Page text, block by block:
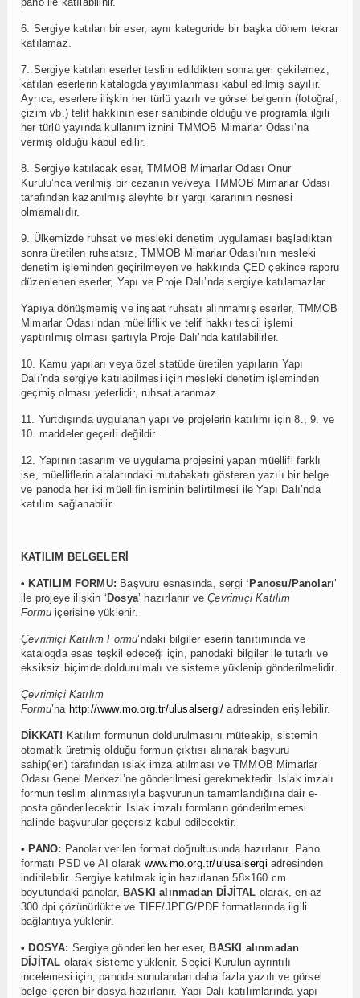
6. Sergiye katılan bir eser, aynı kategoride bir başka dönem tekrar
katılamaz.
7. Sergiye katılan eserler teslim edildikten sonra geri çekilemez,
katılan eserlerin katalogda yayımlanması kabul edilmiş sayılır.
Ayrıca, eserlere ilişkin her türlü yazılı ve görsel belgenin (fotoğraf,
çizim vb.) telif hakkının eser sahibinde olduğu ve programla ilgili
her türlü yayında kullanım iznini TMMOB Mimarlar Odası’na
vermiş olduğu kabul edilir.
8. Sergiye katılacak eser, TMMOB Mimarlar Odası Onur
Kurulu’nca verilmiş bir cezanın ve/veya TMMOB Mimarlar Odası
tarafından kazanılmış aleyhte bir yargı kararının nesnesi
olmamalıdır.
9. Ülkemizde ruhsat ve mesleki denetim uygulaması başladıktan
sonra üretilen ruhsatsız, TMMOB Mimarlar Odası’nın mesleki
denetim işleminden geçirilmeyen ve hakkında ÇED çekince raporu
düzenlenen eserler, Yapı ve Proje Dalı’nda sergiye katılamazlar.
Yapıya dönüşmemiş ve inşaat ruhsatı alınmamış eserler, TMMOB
Mimarlar Odası’ndan müelliflik ve telif hakkı tescil işlemi
yaptırılmış olması şartıyla Proje Dalı’nda katılabilirler.
10. Kamu yapıları veya özel statüde üretilen yapıların Yapı
Dalı’nda sergiye katılabilmesi için mesleki denetim işleminden
geçmiş olması yeterlidir, ruhsat aranmaz.
11. Yurtdışında uygulanan yapı ve projelerin katılımı için 8., 9. ve
10. maddeler geçerli değildir.
12. Yapının tasarım ve uygulama projesini yapan müellifi farklı
ise, müelliflerin aralarındaki mutabakatı gösteren yazılı bir belge
ve panoda her iki müellifin isminin belirtilmesi ile Yapı Dalı’nda
katılım sağlanabilir.
KATILIM BELGELERİ
• KATILIM FORMU: Başvuru esnasında, sergi‘Panosu/Panoları’
ile projeye ilişkin ‘ Dosya’ hazırlanır veÇevrimiçi Katılım
Formuiçerisine yüklenir.
Çevrimiçi Katılım Formu’ndaki bilgiler eserin tanıtımında ve
katalogda esas teşkil edeceği için, panodaki bilgiler ile tutarlı ve
eksiksiz biçimde doldurulmalı ve sisteme yüklenip gönderilmelidir.
Çevrimiçi Katılım
Formu’na http://www.mo.org.tr/ulusalsergi/ adresinden erişilebilir.
DİKKAT! Katılım formunun doldurulmasını müteakip, sistemin
otomatik üretmiş olduğu formun çıktısı alınarak başvuru
sahip(leri) tarafından ıslak imza atılması ve TMMOB Mimarlar
Odası Genel Merkezi’ne gönderilmesi gerekmektedir. Islak imzalı
formun teslim alınmasıyla başvurunun tamamlandığına dair e-
posta gönderilecektir. Islak imzalı formların gönderilmemesi
halinde başvurular geçersiz kabul edilecektir.
• PANO: Panolar verilen format doğrultusunda hazırlanır. Pano
formatı PSD ve AI olarak www.mo.org.tr/ulusalsergi adresinden
indirilebilir. Sergiye katılmak için hazırlanan 58×160 cm
boyutundaki panolar,
BASKI alınmadan DİJİTAL olarak, en az
300 dpi çözünürlükte ve TIFF/JPEG/PDF formatlarında ilgili
bağlantıya yüklenir.
• DOSYA: Sergiye gönderilen her eser, BASKI alınmadan
DİJİTAL olarak sisteme yüklenir. Seçici Kurulun ayrıntılı
incelemesi için, panoda sunulandan daha fazla yazılı ve görsel
belge içeren bir dosya hazırlanır. Yapı Dalı katılımlarında yapı